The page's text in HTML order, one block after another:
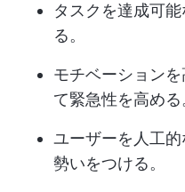
タスクを達成可
る。
モチベーション
て緊急性を高める
ユーザーを人工的
勢いをつける。